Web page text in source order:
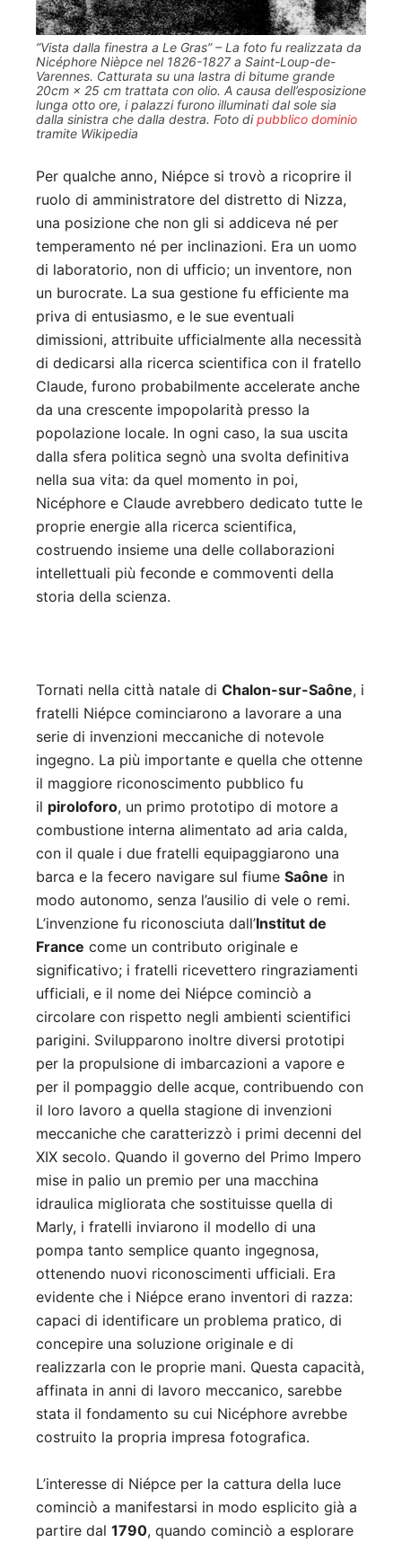
”Vista dalla finestra a Le Gras” – La foto fu realizzata da
Nicéphore Nièpce nel 1826-1827 a Saint-Loup-de-
Varennes. Catturata su una lastra di bitume grande
20cm × 25 cm trattata con olio. A causa dell’esposizione
lunga otto ore, i palazzi furono illuminati dal sole sia
dalla sinistra che dalla destra. Foto dipubblico dominio
tramite Wikipedia
Per qualche anno, Niépce si trovò a ricoprire il
ruolo di amministratore del distretto di Nizza,
una posizione che non gli si addiceva né per
temperamento né per inclinazioni. Era un uomo
di laboratorio, non di ufficio; un inventore, non
un burocrate. La sua gestione fu efficiente ma
priva di entusiasmo, e le sue eventuali
dimissioni, attribuite ufficialmente alla necessità
di dedicarsi alla ricerca scientifica con il fratello
Claude, furono probabilmente accelerate anche
da una crescente impopolarità presso la
popolazione locale. In ogni caso, la sua uscita
dalla sfera politica segnò una svolta definitiva
nella sua vita: da quel momento in poi,
Nicéphore e Claude avrebbero dedicato tutte le
proprie energie alla ricerca scientifica,
costruendo insieme una delle collaborazioni
intellettuali più feconde e commoventi della
storia della scienza.
Tornati nella città natale di Chalon-sur-Saône, i
fratelli Niépce cominciarono a lavorare a una
serie di invenzioni meccaniche di notevole
ingegno. La più importante e quella che ottenne
il maggiore riconoscimento pubblico fu
il piroloforo, un primo prototipo di motore a
combustione interna alimentato ad aria calda,
con il quale i due fratelli equipaggiarono una
barca e la fecero navigare sul fiume Saône in
modo autonomo, senza l’ausilio di vele o remi.
L’invenzione fu riconosciuta dall’Institut de
France come un contributo originale e
significativo; i fratelli ricevettero ringraziamenti
ufficiali, e il nome dei Niépce cominciò a
circolare con rispetto negli ambienti scientifici
parigini. Svilupparono inoltre diversi prototipi
per la propulsione di imbarcazioni a vapore e
per il pompaggio delle acque, contribuendo con
il loro lavoro a quella stagione di invenzioni
meccaniche che caratterizzò i primi decenni del
XIX secolo. Quando il governo del Primo Impero
mise in palio un premio per una macchina
idraulica migliorata che sostituisse quella di
Marly, i fratelli inviarono il modello di una
pompa tanto semplice quanto ingegnosa,
ottenendo nuovi riconoscimenti ufficiali. Era
evidente che i Niépce erano inventori di razza:
capaci di identificare un problema pratico, di
concepire una soluzione originale e di
realizzarla con le proprie mani. Questa capacità,
affinata in anni di lavoro meccanico, sarebbe
stata il fondamento su cui Nicéphore avrebbe
costruito la propria impresa fotografica.
L’interesse di Niépce per la cattura della luce
cominciò a manifestarsi in modo esplicito già a
partire dal 1790, quando cominciò a esplorare